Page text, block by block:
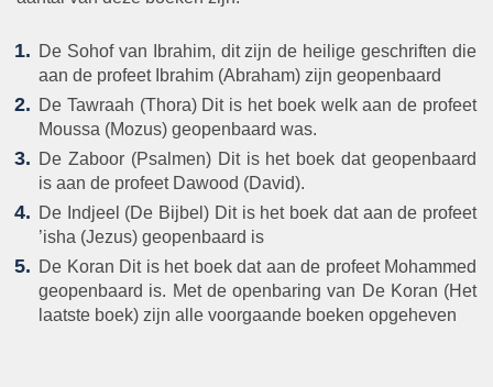
De Sohof van Ibrahim, dit zijn de heilige geschriften die
aan de profeet Ibrahim (Abraham) zijn geopenbaard
De Tawraah (Thora) Dit is het boek welk aan de profeet
Moussa (Mozus) geopenbaard was.
De Zaboor (Psalmen) Dit is het boek dat geopenbaard
is aan de profeet Dawood (David).
De Indjeel (De Bijbel) Dit is het boek dat aan de profeet
’isha (Jezus) geopenbaard is
De Koran Dit is het boek dat aan de profeet Mohammed
geopenbaard is. Met de openbaring van De Koran (Het
laatste boek) zijn alle voorgaande boeken opgeheven